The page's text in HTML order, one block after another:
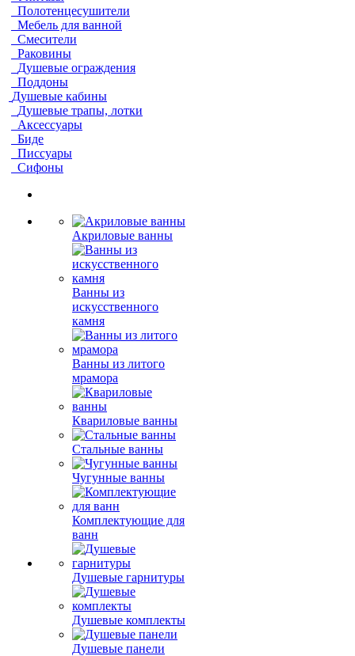
Полотенцесушители
Мебель для ванной
Смесители
Раковины
Душевые ограждения
Поддоны
Душевые кабины
Душевые трапы, лотки
Аксессуары
Биде
Писсуары
Сифоны
Акриловые ванны
Ванны из
искусственного
камня
Ванны из литого
мрамора
Квариловые ванны
Стальные ванны
Чугунные ванны
Комплектующие для
ванн
Душевые гарнитуры
Душевые комплекты
Душевые панели